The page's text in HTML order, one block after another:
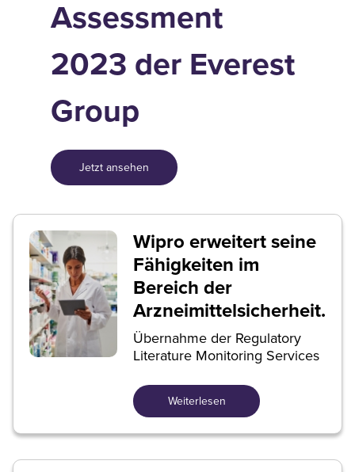
Assessment
2023 der Everest
Group
Jetzt ansehen
Wipro erweitert seine
Fähigkeiten im
Bereich der
Arzneimittelsicherheit.
Übernahme der Regulatory
Literature Monitoring Services
Weiterlesen